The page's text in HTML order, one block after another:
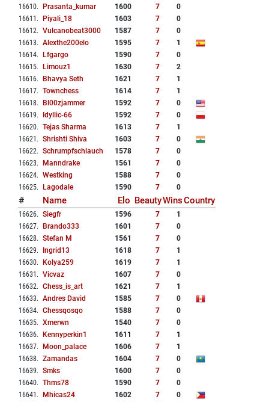
16610. Prasanta_kumar 1600 7
0
16611 . Piyali_18 1603 7
0
16612. Vulcanobeat3000 1587 7
0
16613. Alexthe200elo 1595 7
1
16614. Lfgargo 1590 7
0
16615. Limouz1 1630 7
2
16616. Bhavya Seth 1621 7
1
16617. Townchess 1614 7
1
16618. Bl00zjammer 1592 7
0
16619. Idyllic-66 1592 7
0
16620. Tejas Sharma 1613 7
1
16621 . Shrishti Shiva 1603 7
0
16622. Schrumpfschlauch 1578 7
0
16623. Manndrake 1561 7
0
16624. Westking 1588 7
0
16625. Lagodale 1590 7 0
# Name Elo BeautyWinsCountry
16626. Siegfr 1596 7
1
16627. Brando333 1601 7
0
16628. Stefan M 1561 7
0
16629. Ingrid13 1618 7
1
16630. Kolya259 1619 7
1
16631 . Vicvaz 1607 7
0
16632. Chess_is_art 1621 7
1
16633. Andres David 1585 7
0
16634. Chessqosqo 1588 7
0
16635. Xmerwn 1540 7
0
16636. Kennyperkin1 1611 7
1
16637. Moon_palace 1606 7
1
16638. Zamandas 1604 7
0
16639. Smks 1600 7
0
16640. Thms78 1590 7
0
16641 . Mhicas24 1602 7
0